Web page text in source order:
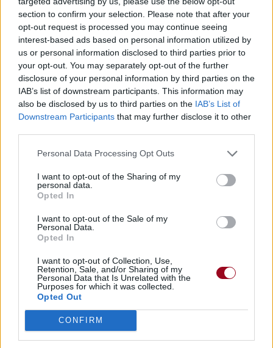
section to confirm your selection. Please note that after your
opt-out request is processed you may continue seeing
interest-based ads based on personal information utilized by
us or personal information disclosed to third parties prior to
your opt-out. You may separately opt-out of the further
disclosure of your personal information by third parties on the
IAB’s list of downstream participants. This information may
also be disclosed by us to third parties on the IAB’s List of
Downstream Participants that may further disclose it to other
Personal Data Processing Opt Outs
I want to opt-out of the Sharing of my
personal data.
Opted In
I want to opt-out of the Sale of my
Personal Data.
Opted In
I want to opt-out of Collection, Use,
Retention, Sale, and/or Sharing of my
Personal Data that Is Unrelated with the
Purposes for which it was collected.
Opted Out
CONFIRM
Trouver un instrument de musique ou une partition au
meilleur prix sur
Paroles + Traduction Téléchargement
Vidéos
Commentaires
Voir la vidéo de «Gibraltar»
Concert/Live Concert/Live
Paroles + Traduction Téléchargement
Commentaires
Dire «merci» pour cette traduction